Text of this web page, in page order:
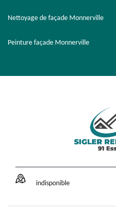
Nettoyage de façade Monnerville
Peinture façade Monnerville
indisponible